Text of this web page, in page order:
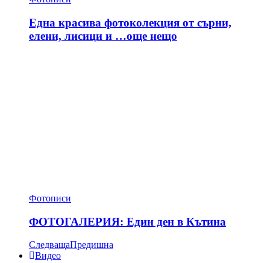
Една красива фотоколекция от сърни,
елени, лисици и …още нещо
Фотописи
ФОТОГАЛЕРИЯ: Един ден в Кътина
СледващаПредишна
Видео